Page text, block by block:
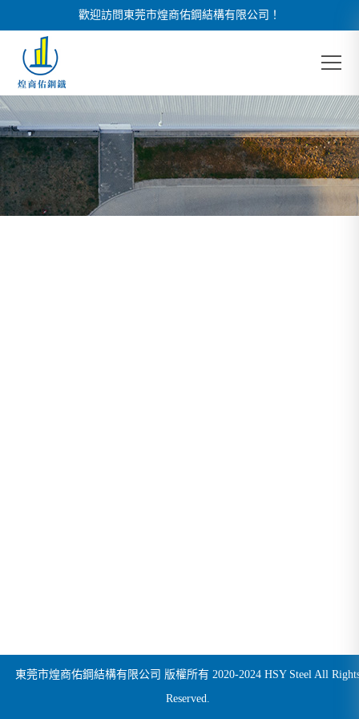
歡迎訪問東莞市煌商佑鋼結構有限公司！
東莞市煌商佑鋼結構有限公司 版權所有 2020-2024 HSY Steel All
Reserved.